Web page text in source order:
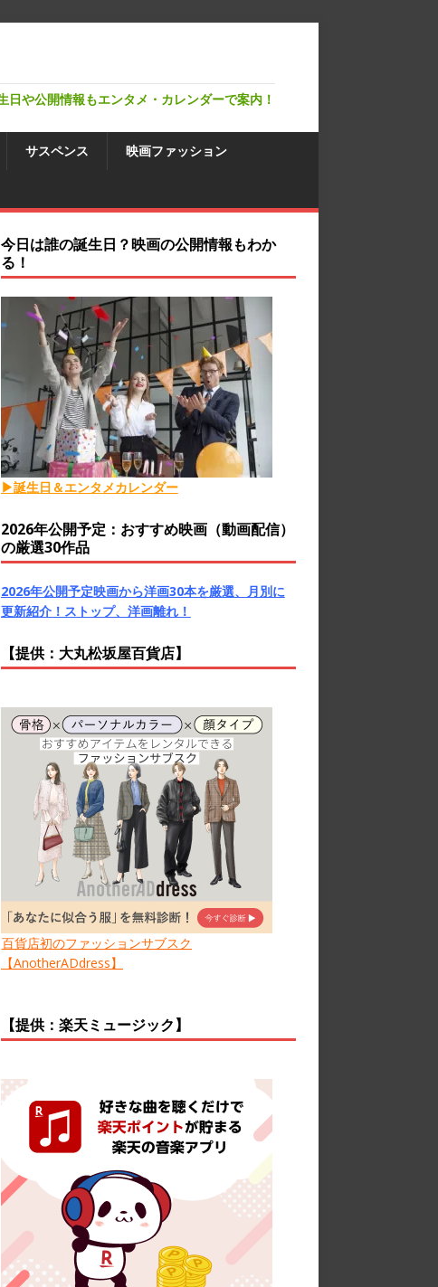
や公開情報もエンタメ・カレンダーで案内！
サスペンス 映画ファッション
今日は誰の誕生日？映画の公開情報もわか
る！
▶誕生日＆エンタメカレンダー
2026年公開予定：おすすめ映画（動画配信）
の厳選30作品
2026年公開予定映画から洋画30本を厳選、月別に
更新紹介！ストップ、洋画離れ！
【提供：大丸松坂屋百貨店】
百貨店初のファッションサブスク
【AnotherADdress】
【提供：楽天ミュージック】